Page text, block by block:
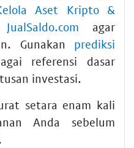
Aset Kripto &
agar
Gunakan prediksi
referensi dasar
investasi.
setara enam kali
Anda sebelum